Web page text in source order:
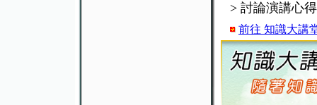
> 討論演講心
前往 知識大講